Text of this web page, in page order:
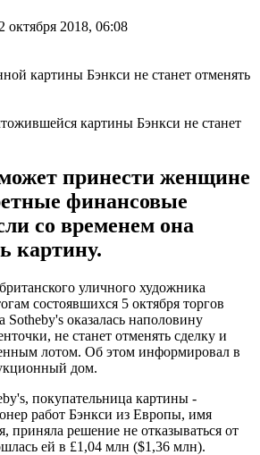
октября 2018, 06:08
картины Бэнкси не станет
принести женщине
финансовые
со временем она
картину.
уличного художника
состоявшихся 5 октября торгов
Sotheby's оказалась наполовину
не станет отменять сделку и
лотом. Об этом информировал в
дом.
покупательница картины -
работ Бэнкси из Европы, имя
приняла решение не отказываться от
ей в £1,04 млн ($1,36 млн).